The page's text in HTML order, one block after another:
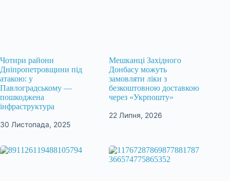
Чотири райони
Дніпропетровщини під
атакою: у
Павлоградському —
пошкоджена
інфраструктура
30 Листопада, 2025
Мешканці Західного
Донбасу можуть
замовляти ліки з
безкоштовною доставкою
через «Укрпошту»
22 Липня, 2026